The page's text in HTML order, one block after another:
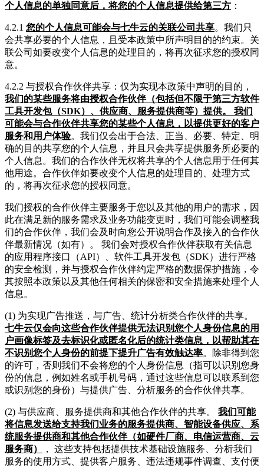
个人信息的单独同意后，将您的个人信息提供给第三方 ：
4.2.1 您的个人信息可能会与七牛云的关联公司共享。我们只
会共享必要的个人信息，且受本政策中所声明目的的约束。关
联公司如要改变个人信息的处理目的，将再次征求您的授权同
意。
4.2.2 与授权合作伙伴共享：仅为实现本政策中声明的目的，
我们的某些服务将由授权合作伙伴（包括但不限于第三方软件
工具开发包（SDK）、供应商、服务提供商等）提供。 我们
可能会与合作伙伴共享您的某些个人信息，以提供更好的客户
服务和用户体验。我们仅会出于合法、正当、必要、特定、明
确的目的共享您的个人信息，并且只会共享提供服务所必要的
个人信息。我们的合作伙伴无权将共享的个人信息用于任何其
他用途。合作伙伴如要改变个人信息的处理目的、处理方式
的，将再次征求您的授权同意。
我们授权的合作伙伴主要服务于您以及其他的用户的需求，因
此在满足新的服务需求及业务功能变更时，我们可能会调整我
们的合作伙伴，我们会及时向您公开说明合作及接入的合作伙
伴最新情况（如有）。 我们会对授权合作伙伴获取有关信息
的应用程序接口（API）、软件工具开发包（SDK）进行严格
的安全检测，并与授权合作伙伴约定严格的数据保护措施，令
其按照本政策以及其他任何相关的保密和安全措施来处理个人
信息。
(1) 为实现广告推送，与广告、统计分析类合作伙伴的共享。
七牛云仅会向这些合作伙伴提供无法识别您个人身份信息的用
户画像标签及去标识化或匿名化后的统计类信息，以帮助其在
不识别您个人身份的前提下提升广告有效触达率。除非得到您
的许可，否则我们不会将您的个人身份信息（指可以识别您身
份的信息，例如姓名或手机号码，通过这些信息可以联系到您
或识别您的身份）与提供广告、分析服务的合作伙伴共享。
(2) 与供应商、服务提供商和其他合作伙伴的共享。 我们可能
将信息发送给支持我们业务的服务提供商、智能设备供应、系
统服务提供商和其他合作伙伴（如硬件厂商、电信运营商、云
服务商）
， 这些支持包括提供技术基础设施服务、分析我们
服务的使用方式、提供客户服务、违法违规事件调查、支付便